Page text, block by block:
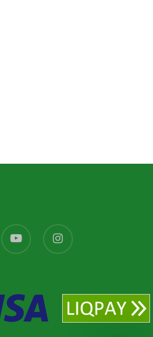
youtube instagram